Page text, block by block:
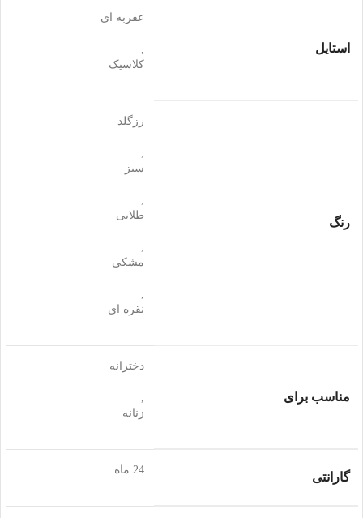
استایل
عقربه ای
کلاسیک
رنگ
رزگلد
سبز
طلایی
مشکی
نقره ای
مناسب برای
دخترانه
زنانه
گارانتی
24 ماه